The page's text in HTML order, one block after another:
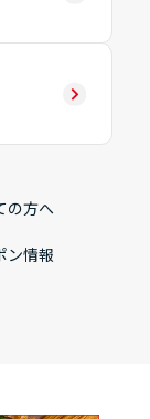
の方へ
ン情報